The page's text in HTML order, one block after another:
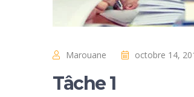
Marouane octobre 14,
Tâche 1